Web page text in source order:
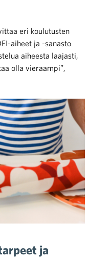
eri koulutusten
aiheet ja -sanasto
aiheesta laajasti,
olla vieraampi”,
ja